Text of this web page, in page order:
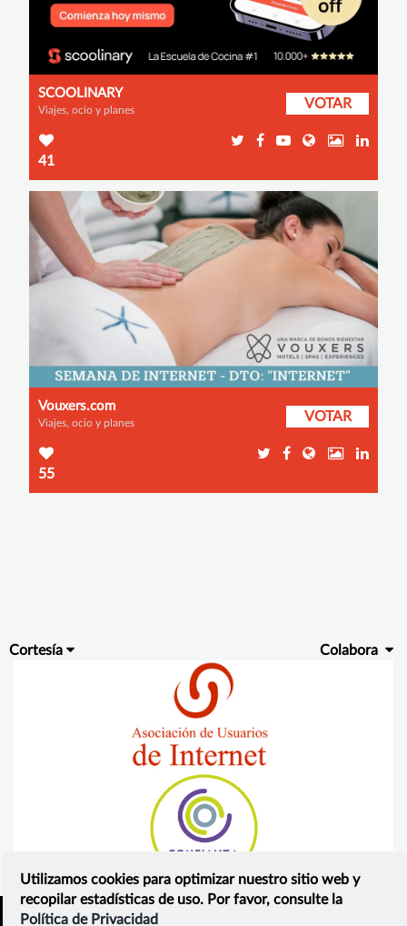
SCOOLINARY
Viajes, ocio y planes VOTAR
41
Vouxers.com
Viajes, ocio y planes VOTAR
55
Cortesía Colabora
Utilizamos cookies para optimizar nuestro sitio web y
recopilar estadísticas de uso. Por favor, consulte la
Política de Privacidad